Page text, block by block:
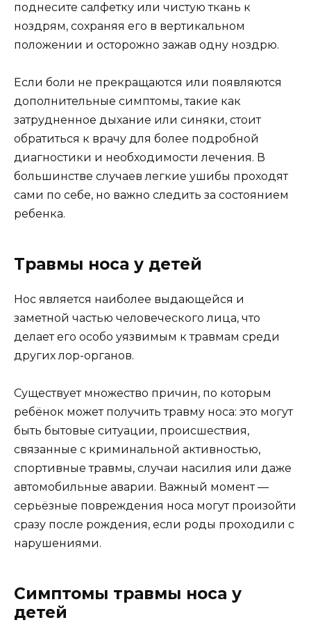
поднесите салфетку или чистую ткань к
ноздрям, сохраняя его в вертикальном
положении и осторожно зажав одну ноздрю.
Если боли не прекращаются или появляются
дополнительные симптомы, такие как
затрудненное дыхание или синяки, стоит
обратиться к врачу для более подробной
диагностики и необходимости лечения. В
большинстве случаев легкие ушибы проходят
сами по себе, но важно следить за состоянием
ребенка.
Травмы носа у детей
Нос является наиболее выдающейся и
заметной частью человеческого лица, что
делает его особо уязвимым к травмам среди
других лор-органов.
Существует множество причин, по которым
ребёнок может получить травму носа: это могут
быть бытовые ситуации, происшествия,
связанные с криминальной активностью,
спортивные травмы, случаи насилия или даже
автомобильные аварии. Важный момент —
серьёзные повреждения носа могут произойти
сразу после рождения, если роды проходили с
нарушениями.
Симптомы травмы носа у
детей